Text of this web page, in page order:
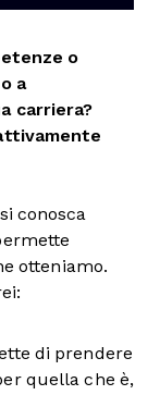
o
a
carriera?
conosca
otteniamo.
di prendere
quella che è,